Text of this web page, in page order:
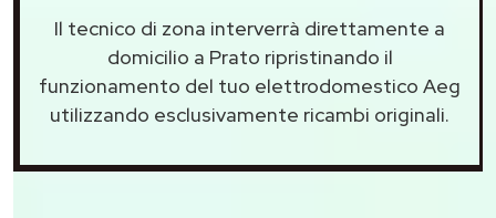
Il tecnico di zona interverrà direttamente a
domicilio a Prato ripristinando il
funzionamento del tuo elettrodomestico Aeg
utilizzando esclusivamente ricambi originali.